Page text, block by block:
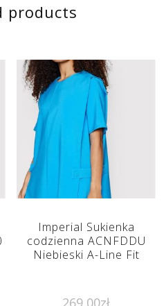
products
Imperial Sukienka
codzienna ACNFDDU
Niebieski A-Line Fit
269,00zł